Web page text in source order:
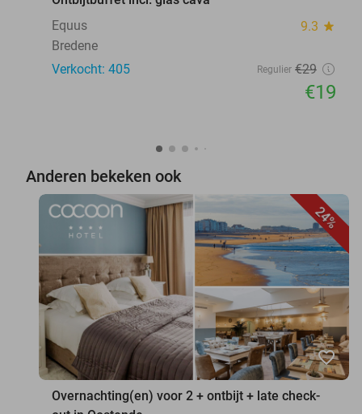
Equus
9.3 star
Bredene
Verkocht: 405
Regulier €29
€19
Anderen bekeken ook
24%
favorite_border
Overnachting(en) voor 2 + ontbijt + late check-